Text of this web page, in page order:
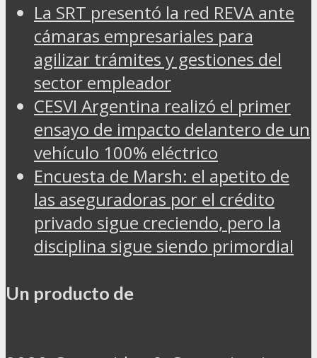
La SRT presentó la red REVA ante
cámaras empresariales para
agilizar trámites y gestiones del
sector empleador
CESVI Argentina realizó el primer
ensayo de impacto delantero de un
vehículo 100% eléctrico
Encuesta de Marsh: el apetito de
las aseguradoras por el crédito
privado sigue creciendo, pero la
disciplina sigue siendo primordial
Un producto de